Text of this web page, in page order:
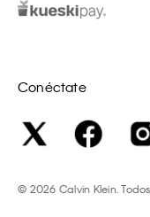
Conéctate
© 2026 Calvin Klein.